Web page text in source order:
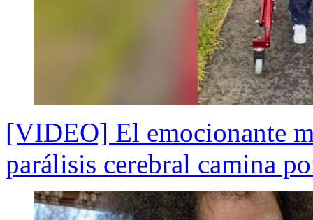
[VIDEO] El emocionante
parálisis cerebral camina